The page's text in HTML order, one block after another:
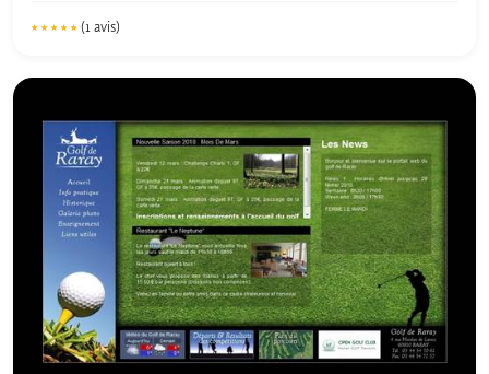
★★★★★
★★★★★ (1 avis)